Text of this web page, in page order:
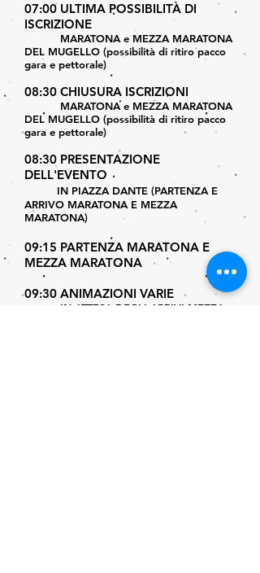
07:00 ULTIMA POSSIBILITÀ DI
ISCRIZIONE
MARATONA e MEZZA MARATONA
DEL MUGELLO (possibilità di ritiro pacco
gara e pettorale)
08:30 CHIUSURA ISCRIZIONI
MARATONA e MEZZA MARATONA
DEL MUGELLO (possibilità di ritiro pacco
gara e pettorale)
08:30 PRESENTAZIONE
DELL'EVENTO
IN PIAZZA DANTE (PARTENZA E
ARRIVO MARATONA E MEZZA
MARATONA)
09:15 PARTENZA MARATONA E
MEZZA MARATONA
09:30 ANIMAZIONI VARIE
IN ATTESA DEGLI ARRIVI MEZZA